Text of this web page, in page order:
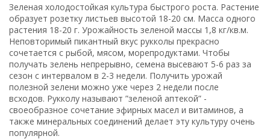
Зеленая холодостойкая культура быстрого роста. Растение
образует розетку листьев высотой 18-20 см. Масса одного
растения 18-20 г. Урожайность зеленой массы 1,8 кг/кв.м.
Неповторимый пикантный вкус рукколы прекрасно
сочетается с рыбой, мясом, морепродуктами. Чтобы
получать зелень непрерывно, семена высевают 5-6 раз за
сезон с интервалом в 2-3 недели. Получить урожай
полезной зелени можно уже через 2 недели после
всходов. Рукколу называют ”зеленой аптекой” -
своеобразное сочетание эфирных масел и витаминов, а
также минеральных соединений делает эту культуру очень
популярной.